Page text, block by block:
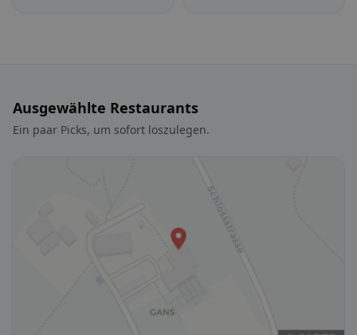
Ausgewählte Restaurants
Ein paar Picks, um sofort loszulegen.